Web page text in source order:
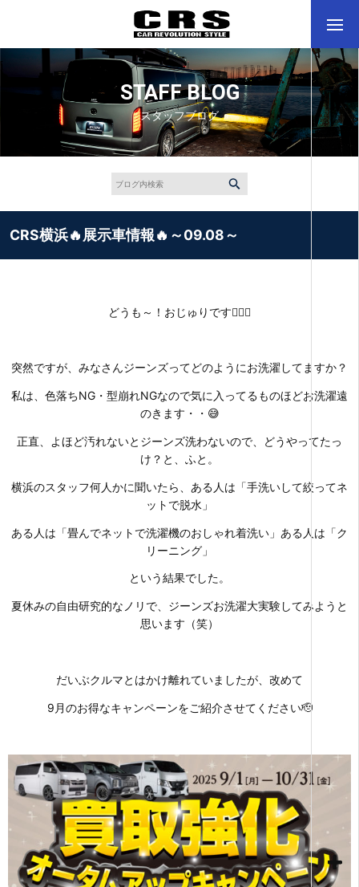
STAFF BLOG
スタッフブログ
CRS横浜🔥展示車情報🔥～09.08～
どうも～！おじゅりです🙋🏻‍♀️
突然ですが、みなさんジーンズってどのようにお洗濯してますか？
私は、色落ちNG・型崩れNGなので気に入ってるものほどお洗濯遠
のきます・・😅
正直、よほど汚れないとジーンズ洗わないので、どうやってたっ
け？と、ふと。
横浜のスタッフ何人かに聞いたら、ある人は「手洗いして絞ってネ
ットで脱水」
ある人は「畳んでネットで洗濯機のおしゃれ着洗い」ある人は「ク
リーニング」
という結果でした。
夏休みの自由研究的なノリで、ジーンズお洗濯大実験してみようと
思います（笑）
だいぶクルマとはかけ離れていましたが、改めて
9月のお得なキャンペーンをご紹介させてください🫡